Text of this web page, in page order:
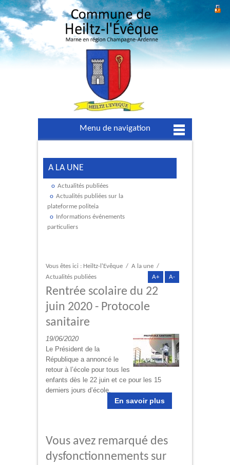
Menu de navigation
A LA UNE
Actualités publiées
Actualités publiées sur la
plateforme politeia
Informations événements
particuliers
Vous êtes ici : Heiltz-l'Evêque / A la une /
Actualités publiées
A+ A-
Rentrée scolaire du 22
juin 2020 - Protocole
sanitaire
19/06/2020
Le Président de la
République a annoncé le
retour à l’école pour tous les
enfants dès le 22 juin et ce pour les 15
derniers jours d’école.
En savoir plus
Vous avez remarqué des
dysfonctionnements sur